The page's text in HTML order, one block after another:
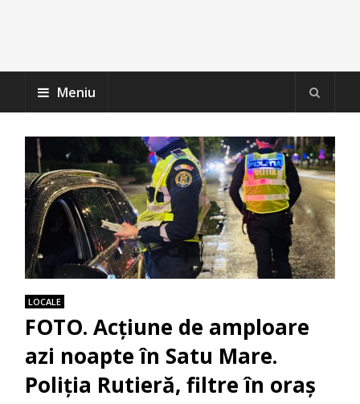
Meniu
LOCALE
FOTO. Acţiune de amploare
azi noapte în Satu Mare.
Poliţia Rutieră, filtre în oraş